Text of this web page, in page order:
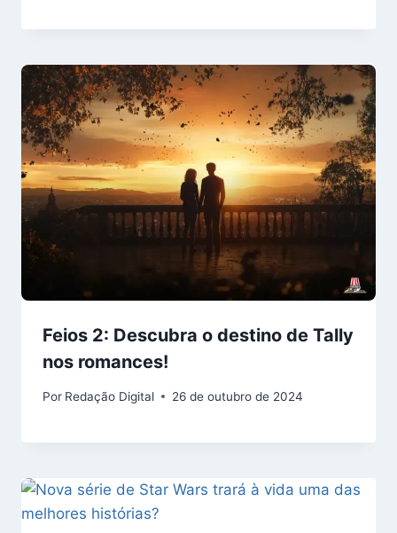
Feios 2: Descubra o destino de Tally
nos romances!
Por Redação Digital 26 de outubro de 2024